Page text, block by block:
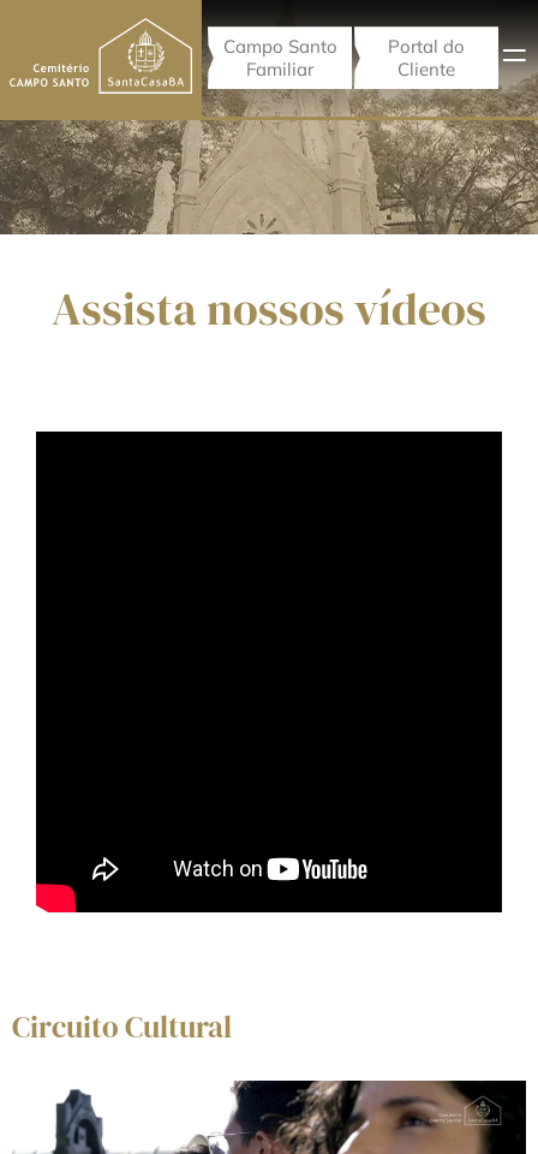
Campo Santo
Familiar
Portal do
Cliente
Assista nossos vídeos
Circuito Cultural